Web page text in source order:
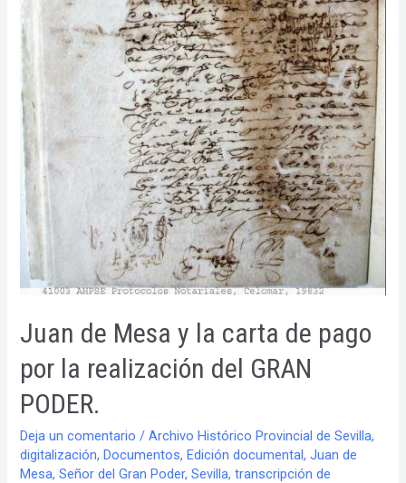
Juan de Mesa y la carta de pago
por la realización del GRAN
PODER.
Deja un comentario /Archivo Histórico Provincial de Sevilla,
digitalización,Documentos,Edición documental,Juan de
Mesa,Señor del Gran Poder,Sevilla,transcripción de